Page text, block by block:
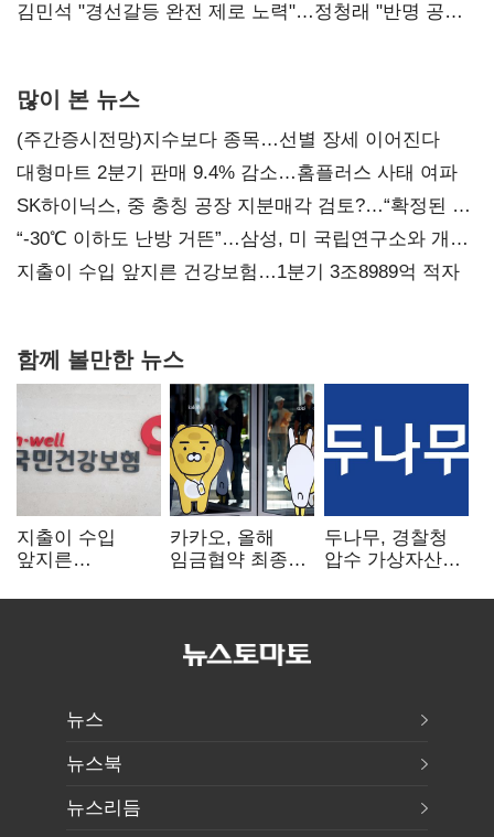
다툼 격화
김민석 "경선갈등 완전 제로 노력"…정청래 "반명 공세
많이 본 뉴스
(주간증시전망)지수보다 종목…선별 장세 이어진다
대형마트 2분기 판매 9.4% 감소…홈플러스 사태 여파
SK하이닉스, 중 충칭 공장 지분매각 검토?…“확정된 바
없어”
“-30℃ 이하도 난방 거뜬”…삼성, 미 국립연구소와 개발
협력
지출이 수입 앞지른 건강보험…1분기 3조8989억 적자
함께 볼만한 뉴스
지출이 수입
앞지른
3조8989억 적자
카카오, 올해
임금협약 최종
인상·격려금
두나무, 경찰청
압수 가상자산
커스터디 사업
뉴스
뉴스북
뉴스리듬